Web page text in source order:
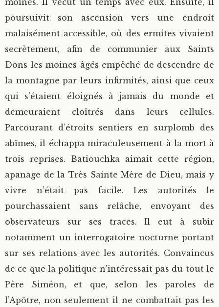
moines. Il vécut un temps avec eux. Ensuite, il
poursuivit son ascension vers une endroit
malaisément accessible, où des ermites vivaient
secrètement, afin de communier aux Saints
Dons les moines âgés empêché de descendre de
la montagne par leurs infirmités, ainsi que ceux
qui s’étaient éloignés à jamais du monde et
demeuraient cloîtrés dans leurs cellules.
Parcourant d’étroits sentiers en surplomb des
abîmes, il échappa miraculeusement à la mort à
trois reprises. Batiouchka aimait cette région,
apanage de la Très Sainte Mère de Dieu, mais y
vivre n’était pas facile. Les autorités le
pourchassaient sans relâche, envoyant des
observateurs sur ses traces. Il eut à subir
notamment un interrogatoire nocturne portant
sur ses relations avec les autorités. Convaincus
de ce que la politique n’intéressait pas du tout le
Père Siméon, et que, selon les paroles de
l’Apôtre, non seulement il ne combattait pas les